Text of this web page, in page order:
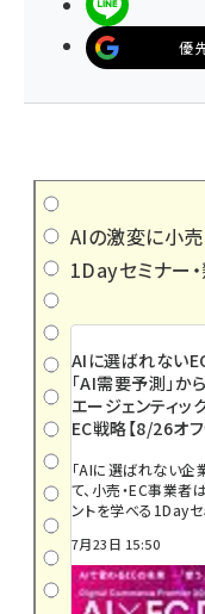
優
AIの激変に小売
1Dayセミナー
AIに選ばれない
「AI需要予測」か
エージェンティッ
EC戦略【8/26オフ
「AIに選ばれない企
て、小売・EC事業
ントを学べる1Dayセ
7月23日 15:50